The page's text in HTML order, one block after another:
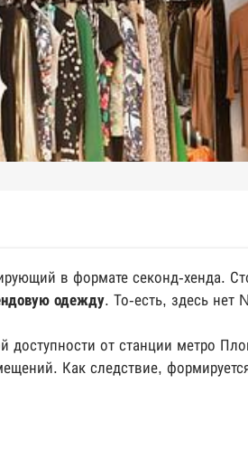
в формате секонд-хенда.
одежду. То-есть, здесь нет
доступности от станции метро
Как следствие,